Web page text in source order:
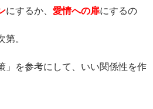
にするか、 愛情への扉にするの
。
」を参考にして、いい関係性を作